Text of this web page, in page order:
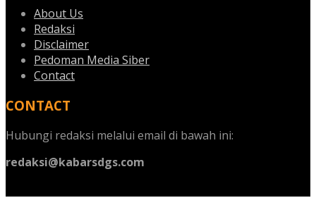
About Us
Redaksi
Disclaimer
Pedoman Media Siber
Contact
CONTACT
Hubungi redaksi melalui email di bawah ini:
redaksi@kabarsdgs.com